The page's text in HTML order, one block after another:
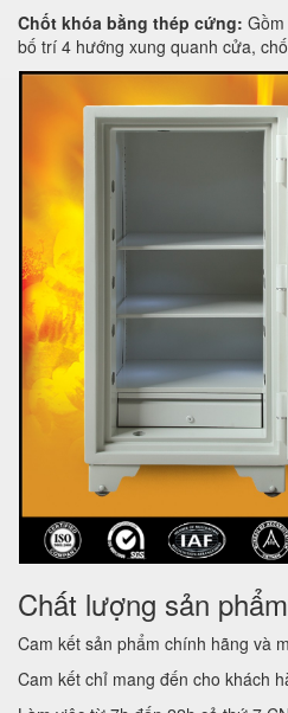
Chốt khóa bằng thép cứng:
bố trí 4 hướng xung quanh cửa,
Chất lượng sản phẩm
Cam kết sản phẩm chính hãng và
Cam kết chỉ mang đến cho khách